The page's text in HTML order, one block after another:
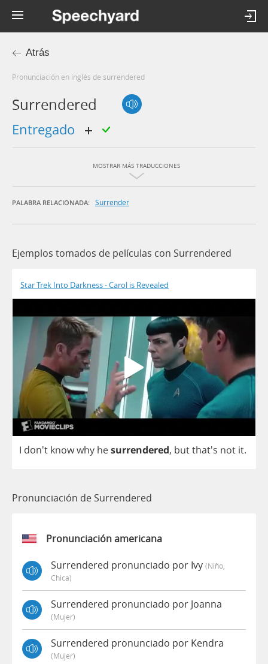
Atrás
Pronunciación en inglés de surrendered
Surrendered
entregado
MOSTRAR MÁS TRADUCCIONES
PALABRA RELACIONADA: Surrender
Ejemplos tomados de películas con Surrendered
Star Trek Into Darkness - Carol is Revealed
I don't knowwhy hesurrendered, butthat's not it.
Pronunciación de Surrendered
Pronunciación americana
Surrendered pronunciado por Ivy (niño,
Chica)
Surrendered pronunciado por Joanna
(mujer)
Surrendered pronunciado por Kendra
(mujer)